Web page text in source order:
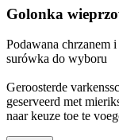
Golonka
Podawana chrzanem
surówka do wyboru
Geroosterde
geserveerd met
naar keuze toe te